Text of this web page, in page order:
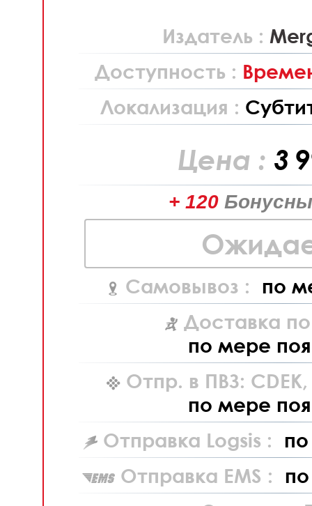
Издатель :
Доступность :
Локализация :
Цена : 3
+ 120
Самовывоз : по
Доставка
по мере
Отпр. в ПВЗ: CDEK,
по мере
Отправка Logsis :
Отправка EMS :